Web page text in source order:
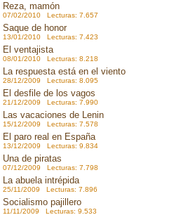
Reza, mamón
07/02/2010 Lecturas: 7.657
Saque de honor
13/01/2010 Lecturas: 7.423
El ventajista
08/01/2010 Lecturas: 8.218
La respuesta está en el viento
28/12/2009 Lecturas: 8.095
El desfile de los vagos
21/12/2009 Lecturas: 7.990
Las vacaciones de Lenin
15/12/2009 Lecturas: 7.578
El paro real en España
13/12/2009 Lecturas: 9.834
Una de piratas
07/12/2009 Lecturas: 7.798
La abuela intrépida
25/11/2009 Lecturas: 7.896
Socialismo pajillero
11/11/2009 Lecturas: 9.533